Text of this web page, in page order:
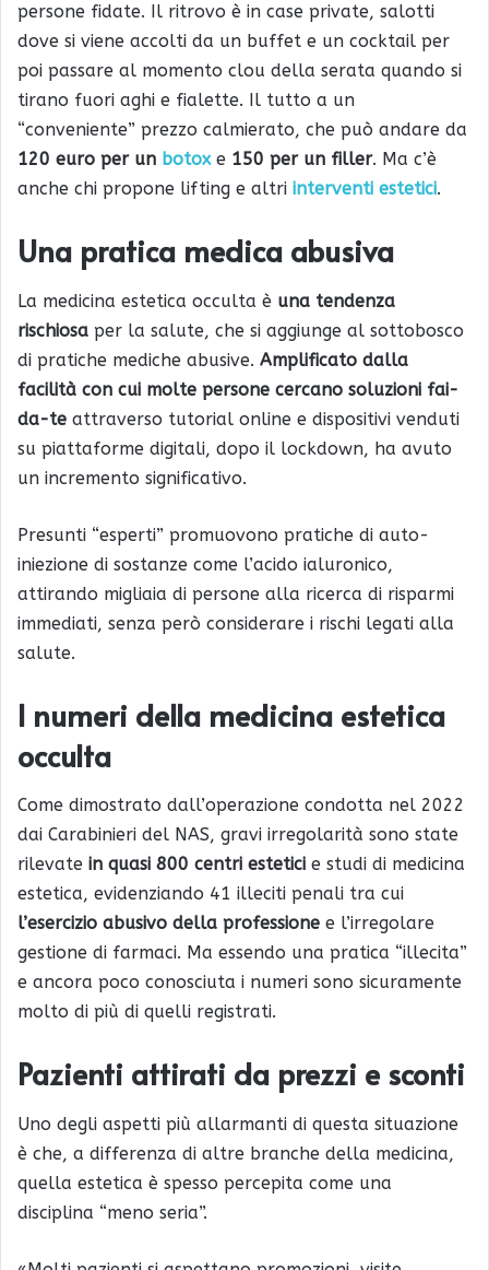
persone fidate. Il ritrovo è in case private, salotti
dove si viene accolti da un buffet e un cocktail per
poi passare al momento clou della serata quando si
tirano fuori aghi e fialette. Il tutto a un
“conveniente” prezzo calmierato, che può andare da
120 euro per un botoxe 150 per un filler. Ma c’è
anche chi propone lifting e altri interventi estetici.
Una pratica medica abusiva
La medicina estetica occulta è una tendenza
rischiosa per la salute, che si aggiunge al sottobosco
di pratiche mediche abusive. Amplificato dalla
facilità con cui molte persone cercano soluzioni fai-
da-te attraverso tutorial online e dispositivi venduti
su piattaforme digitali, dopo il lockdown, ha avuto
un incremento significativo.
Presunti “esperti” promuovono pratiche di auto-
iniezione di sostanze come l’acido ialuronico,
attirando migliaia di persone alla ricerca di risparmi
immediati, senza però considerare i rischi legati alla
salute.
I numeri della medicina estetica
occulta
Come dimostrato dall’operazione condotta nel 2022
dai Carabinieri del NAS, gravi irregolarità sono state
rilevate in quasi 800 centri estetici e studi di medicina
estetica, evidenziando 41 illeciti penali tra cui
l’esercizio abusivo della professione e l’irregolare
gestione di farmaci. Ma essendo una pratica “illecita”
e ancora poco conosciuta i numeri sono sicuramente
molto di più di quelli registrati.
Pazienti attirati da prezzi e sconti
Uno degli aspetti più allarmanti di questa situazione
è che, a differenza di altre branche della medicina,
quella estetica è spesso percepita come una
disciplina “meno seria”.